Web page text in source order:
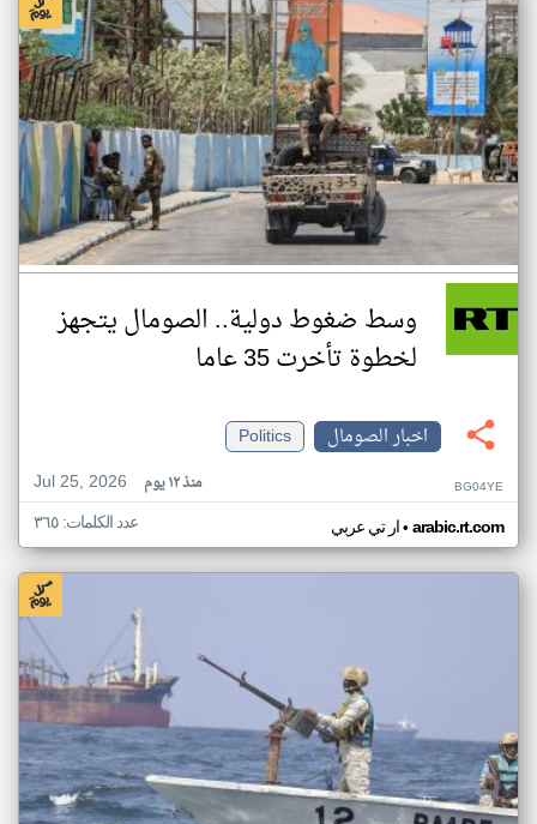
وسط ضغوط دولية.. الصومال يتجهز
لخطوة تأخرت 35 عاما
اخبار الصومال
Politics
Jul 25, 2026
منذ ١٢ يوم BG04YE
ار تي عربي• arabic.rt.com عدد الكلمات: ٣٦٥